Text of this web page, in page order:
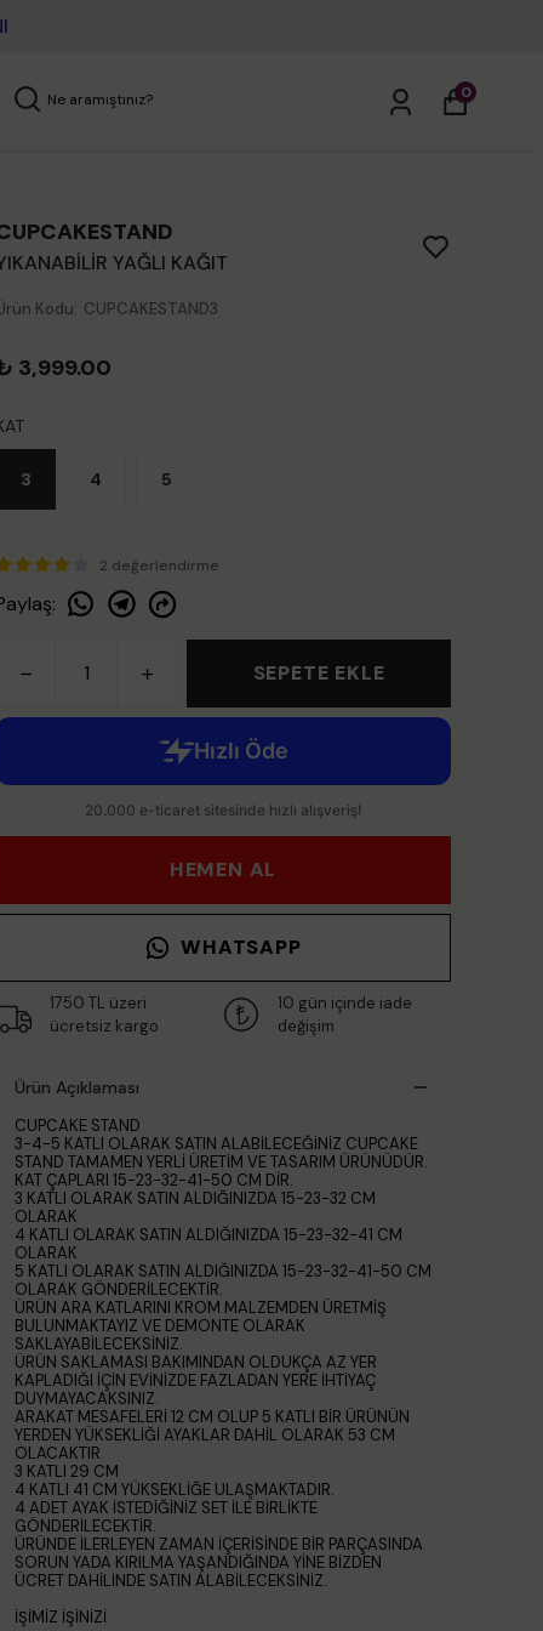
0
YAĞLI KAĞIT
Kodu: CUPCAKESTAND3
3,999.00
3 4 5
2 değerlendirme
:
SEPETE EKLE
HEMEN AL
WHATSAPP
1750 TL üzeri
ücretsiz kargo
10 gün içinde iade
değişim
Ürün Açıklaması
CUPCAKE STAND
3-4-5 KATLI OLARAK SATIN ALABİLECEĞİNİZ CUPCAKE
STAND TAMAMEN YERLİ ÜRETİM VE TASARIM ÜRÜNÜDÜR.
KAT ÇAPLARI 15-23-32-41-50 CM DİR.
3 KATLI OLARAK SATIN ALDIĞINIZDA 15-23-32 CM
OLARAK
4 KATLI OLARAK SATIN ALDIĞINIZDA 15-23-32-41 CM
OLARAK
5 KATLI OLARAK SATIN ALDIĞINIZDA 15-23-32-41-50 CM
OLARAK GÖNDERİLECEKTİR.
ÜRÜN ARA KATLARINI KROM MALZEMDEN ÜRETMİŞ
BULUNMAKTAYIZ VE DEMONTE OLARAK
SAKLAYABİLECEKSİNİZ.
ÜRÜN SAKLAMASI BAKIMINDAN OLDUKÇA AZ YER
KAPLADIĞI İÇİN EVİNİZDE FAZLADAN YERE İHTİYAÇ
DUYMAYACAKSINIZ.
ARAKAT MESAFELERİ 12 CM OLUP 5 KATLI BİR ÜRÜNÜN
YERDEN YÜKSEKLİĞİ AYAKLAR DAHİL OLARAK 53 CM
OLACAKTIR.
3 KATLI 29 CM
4 KATLI 41 CM YÜKSEKLİĞE ULAŞMAKTADIR.
4 ADET AYAK İSTEDİĞİNİZ SET İLE BİRLİKTE
GÖNDERİLECEKTİR.
ÜRÜNDE İLERLEYEN ZAMAN İÇERİSİNDE BİR PARÇASINDA
SORUN YADA KIRILMA YAŞANDIĞINDA YİNE BİZDEN
ÜCRET DAHİLİNDE SATIN ALABİLECEKSİNİZ.
İŞİMİZ İŞİNİZİ